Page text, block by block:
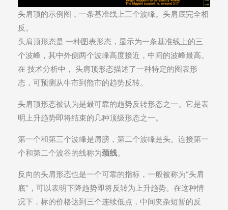
头肩顶的示例图，一条基准线上三个波峰。头肩底完全相
反。
头肩顶形态是 一种图表形态，显示为一条基准线上的三
个波峰，其中外侧两个波峰高度接近，中间的波峰最高。
在 技​​术分析中， 头肩顶形态描述了一种特定的图表形
态，可预测从牛市到熊市的趋势反转。
头肩顶形态被认为是最可靠的趋势反转形态之一。它是表
明上升趋势即将结束的几种顶级形态之一。
第一个和第三个波峰是肩膀，第二个波峰是头。连接第一
个和第二个波谷的线称为颈线。
反向的头肩形态也是一个可靠的指标，一般被称为“头肩
底”，可以表明下降趋势即将反转为上升趋势。在这种情
况下，标的价格达到三个连续低点，中间夹杂短暂的反